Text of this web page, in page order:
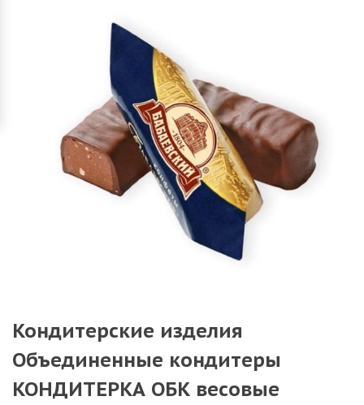
Кондитерские изделия
Объединенные кондитеры
КОНДИТЕРКА ОБК весовые